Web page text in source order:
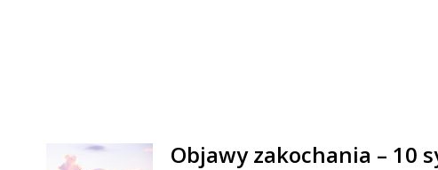
Objawy zakochania – 10